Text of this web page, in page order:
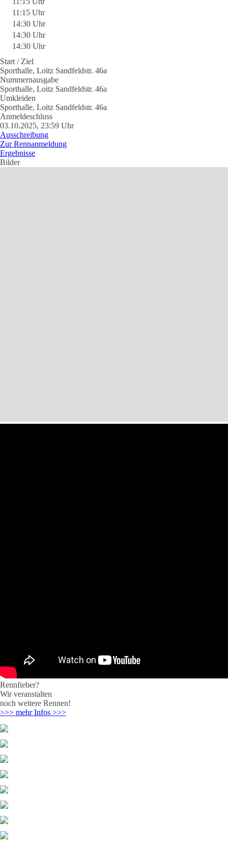
11:15 Uhr
14:30 Uhr
14:30 Uhr
14:30 Uhr
Start / Ziel
Sporthalle, Loitz Sandfeldstr. 46a
Nummernausgabe
Sporthalle, Loitz Sandfeldstr. 46a
Umkleiden
Sporthalle, Loitz Sandfeldstr. 46a
Anmeldeschluss
03.10.2025, 23:59 Uhr
Ausschreibung
Zur Rennanmeldung
Ergebnisse
Bilder
Rennfieber?
Wir veranstalten
noch weitere Rennen!
>>> mehr Infos >>>